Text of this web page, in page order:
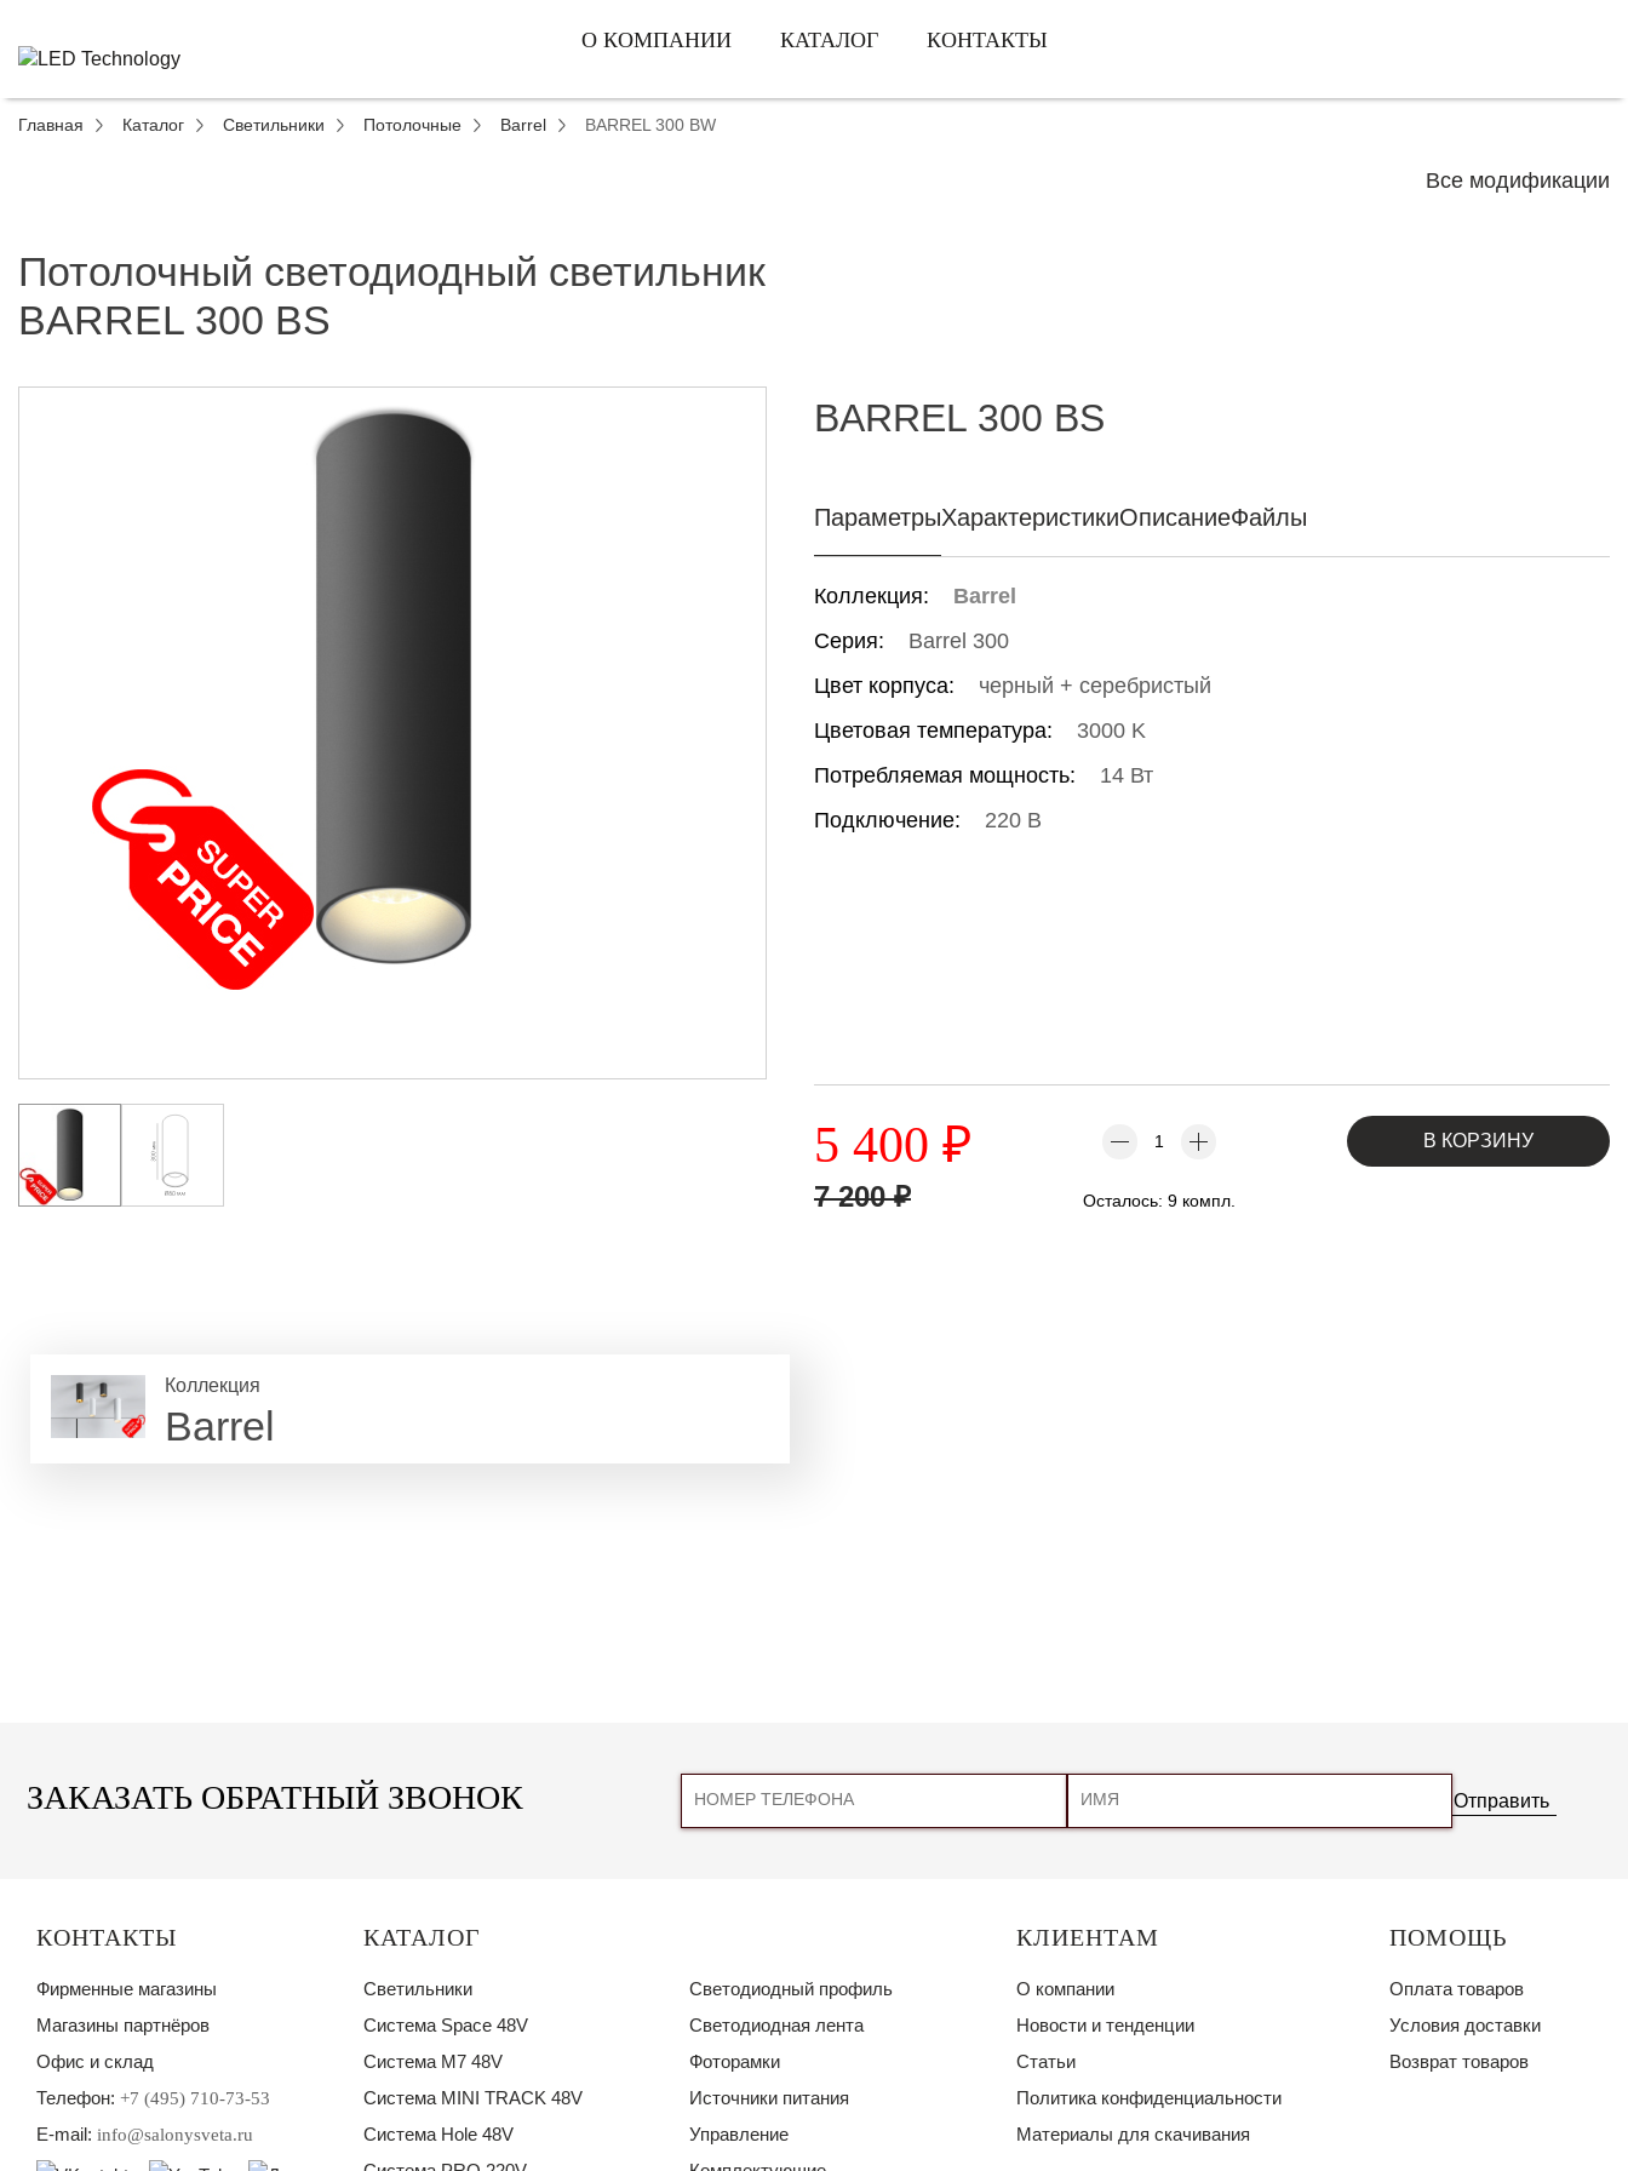
О КОМПАНИИ КАТАЛОГ КОНТАКТЫ
Главная Каталог Светильники Потолочные Barrel BARREL 300 BW
Все модификации
Потолочный светодиодный светильник
BARREL 300 BS
BARREL 300 BS
ПараметрыХарактеристикиОписаниеФайлы
Коллекция:
Barrel
Серия:
Barrel 300
Цвет корпуса:
черный + серебристый
Цветовая температура:
3000 K
Потребляемая мощность:
14 Вт
Подключение:
220 В
5 400 ₽
7 200₽ Осталось: 9 компл.
В КОРЗИНУ
Коллекция
Barrel
ЗАКАЗАТЬ ОБРАТНЫЙ ЗВОНОК Отправить
КАТАЛОГ
Светильники
Система Space 48V
Система M7 48V
Система MINI TRACK 48V
Система Hole 48V
Светодиодный профиль
Светодиодная лента
Фоторамки
Источники питания
Управление
КЛИЕНТАМ
О компании
Новости и тенденции
Статьи
Политика конфиденциальности
Материалы для скачивания
ПОМОЩЬ
Оплата товаров
Условия доставки
Возврат товаров
КОНТАКТЫ
Фирменные магазины
Магазины партнёров
Офис и склад
Телефон: +7 (495) 710-73-53
E-mail: info@salonysveta.ru